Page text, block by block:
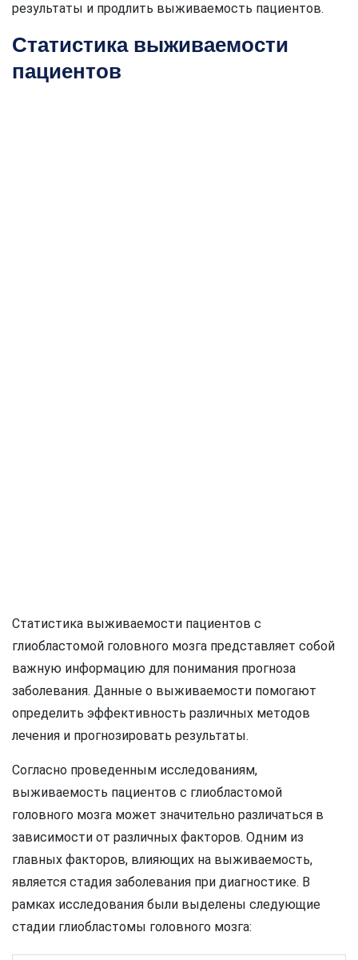
результаты и продлить выживаемость пациентов.
Статистика выживаемости
пациентов
Статистика выживаемости пациентов с
глиобластомой головного мозга представляет собой
важную информацию для понимания прогноза
заболевания. Данные о выживаемости помогают
определить эффективность различных методов
лечения и прогнозировать результаты.
Согласно проведенным исследованиям,
выживаемость пациентов с глиобластомой
головного мозга может значительно различаться в
зависимости от различных факторов. Одним из
главных факторов, влияющих на выживаемость,
является стадия заболевания при диагностике. В
рамках исследования были выделены следующие
стадии глиобластомы головного мозга: